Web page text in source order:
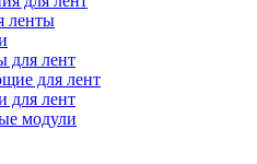
ленты
для лент
для лент
для лент
модули